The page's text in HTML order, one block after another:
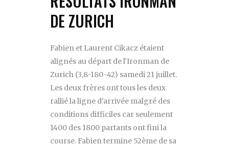
DE ZURICH
Fabien et Laurent Cikacz étaient
alignés au départ de l'Ironman de
Zurich (3,8-180-42) samedi 21 juillet.
Les deux frères ont tous les deux
rallié la ligne d'arrivée malgré des
conditions difficiles car seulement
1400 des 1800 partants ont fini la
course. Fabien termine 52ème de sa